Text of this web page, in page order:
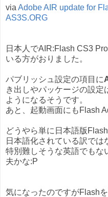
via Adobe AIR update for
AS3S.ORG
日本人でAIR:Flash CS3
いる方がおりました。
パブリッシュ設定の項目に
き出しやパッケージの設定
ようになるそうです。
あと、起動画面にもFlash
どうやら単に日本語版
日本語化されている訳では
特別難しそうな英語でもな
夫かな:P
気になったのですがFlash